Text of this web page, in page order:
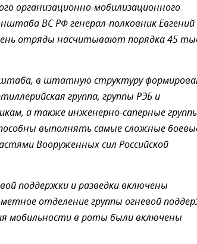
организационно-мобилизационного
ВС РФ генерал-полковник Евгений
отряды насчитывают порядка 45
в штатную структуру
группа, группы РЭБ и
а также инженерно-саперные
выполнять самые сложные
Вооруженных сил Российской
поддержки и разведки включены
отделение группы огневой
мобильности в роты были включены